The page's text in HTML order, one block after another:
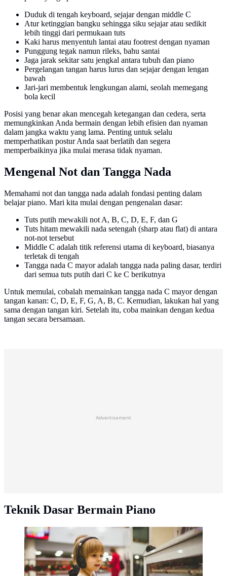
Duduk di tengah keyboard, sejajar dengan middle C
Atur ketinggian bangku sehingga siku sejajar atau sedikit
lebih tinggi dari permukaan tuts
Kaki harus menyentuh lantai atau footrest dengan nyaman
Punggung tegak namun rileks, bahu santai
Jaga jarak sekitar satu jengkal antara tubuh dan piano
Pergelangan tangan harus lurus dan sejajar dengan lengan
bawah
Jari-jari membentuk lengkungan alami, seolah memegang
bola kecil
Posisi yang benar akan mencegah ketegangan dan cedera, serta
memungkinkan Anda bermain dengan lebih efisien dan nyaman
dalam jangka waktu yang lama. Penting untuk selalu
memperhatikan postur Anda saat berlatih dan segera
memperbaikinya jika mulai merasa tidak nyaman.
Mengenal Not dan Tangga Nada
Memahami not dan tangga nada adalah fondasi penting dalam
belajar piano. Mari kita mulai dengan pengenalan dasar:
Tuts putih mewakili not A, B, C, D, E, F, dan G
Tuts hitam mewakili nada setengah (sharp atau flat) di antara
not-not tersebut
Middle C adalah titik referensi utama di keyboard, biasanya
terletak di tengah
Tangga nada C mayor adalah tangga nada paling dasar, terdiri
dari semua tuts putih dari C ke C berikutnya
Untuk memulai, cobalah memainkan tangga nada C mayor dengan
tangan kanan: C, D, E, F, G, A, B, C. Kemudian, lakukan hal yang
sama dengan tangan kiri. Setelah itu, coba mainkan dengan kedua
tangan secara bersamaan.
Advertisement
Teknik Dasar Bermain Piano